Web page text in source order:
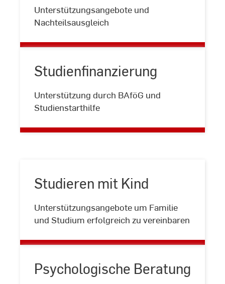
Unterstützungsangebote und
Nachteilsausgleich
Barrierefreies
Studienfinanzierung
Unterstützung durch BAföG und
Studienstarthilfe
Studienfinanzierung
Studieren mit Kind
Unterstützungsangebote um Familie
und Studium erfolgreich zu vereinbaren
Studieren
mit
Psychologische Beratung